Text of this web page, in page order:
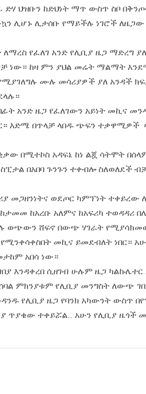
ህዝቡን ከድህነት ማጥ ውስጥ ስቦ
ሊሆኑ ሊታሰቡ የማይችሉ ነገሮች ለዜጋው
የፈለገ አንድ የሊቢያ ዜጋ ማድረግ
ነው። ከዛ ምን ያህል መሬት ማልማት
ሙሉ መሳሪያዎች ያለ አንዳች
አንድ ዜጋ የፈለገውን አይነት መኪና
እድሜ በጥላቻ ላበዱ ጭፍን ተቃዋሚዎች
በሚተኮስ አዳፍኔ ከነ ልጇ ሳትሞት
በአበባ ጉንጉን ተቀብሎ ስለወለደች
መጋዘንነትና ወደጦር ካምፕነት ተቀይረው
ከአረቡ አለምና ከአፍሪካ ተወዳዳሪ
ወጭውን ሸፍኖ በውጭ ሃገራት
መኪና ይመደብለት ነበር።
አበሳ ነው።
እንዳቀረበ ሲዘገብ ሁሉም ዜጋ
ምክንያቱም የሊቢያ መንግስት ለውጭ
የሊቢያ ዜጋ የባንክ አካውንት ውስጥ
ጥያቄው ተቀይሯል.. አሁን የሊቢያ ዜጎች